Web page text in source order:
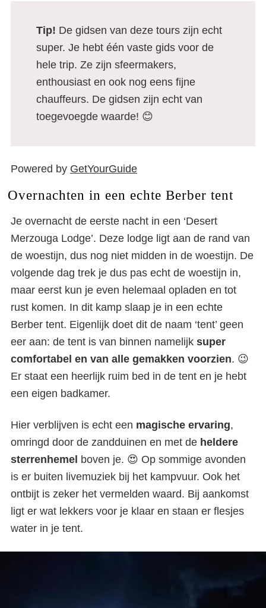
Tip! De gidsen van deze tours zijn echt
super. Je hebt één vaste gids voor de
hele trip. Ze zijn sfeermakers,
enthousiast en ook nog eens fijne
chauffeurs. De gidsen zijn echt van
toegevoegde waarde! 😊
Powered by GetYourGuide
Overnachten in een echte Berber tent
Je overnacht de eerste nacht in een ‘Desert
Merzouga Lodge’. Deze lodge ligt aan de rand van
de woestijn, dus nog niet midden in de woestijn. De
volgende dag trek je dus pas echt de woestijn in,
maar eerst kun je even helemaal opladen en tot
rust komen. In dit kamp slaap je in een echte
Berber tent. Eigenlijk doet dit de naam ‘tent’ geen
eer aan: de tent is van binnen namelijk super
comfortabel en van alle gemakken voorzien. 😉
Er staat een heerlijk ruim bed in de tent en je hebt
een eigen badkamer.
Hier verblijven is echt een magische ervaring,
omringd door de zandduinen en met de heldere
sterrenhemel boven je. 😍 Op sommige avonden
is er buiten livemuziek bij het kampvuur. Ook het
ontbijt is zeker het vermelden waard. Bij aankomst
ligt er wat lekkers voor je klaar en staan er flesjes
water in je tent.